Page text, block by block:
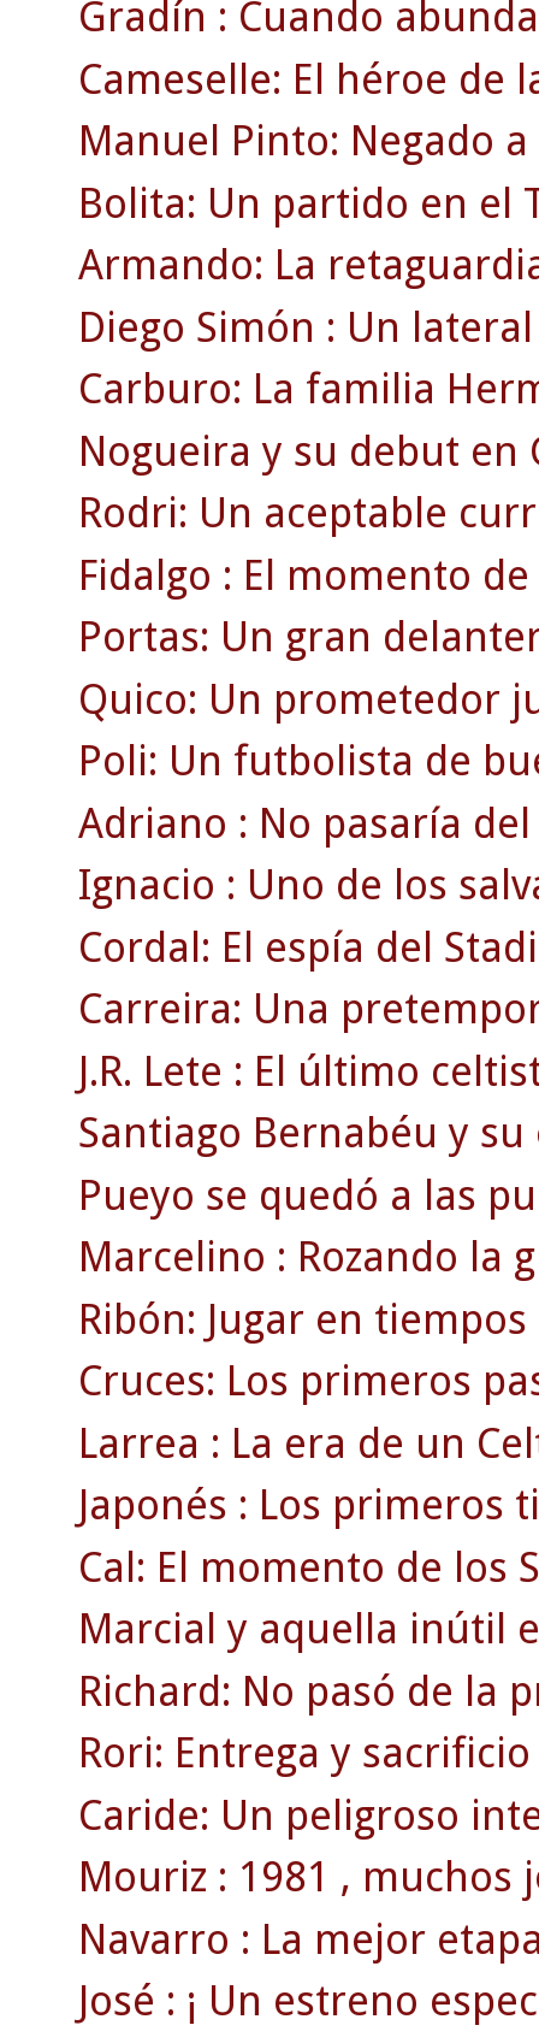
Gradín : Cuando
Cameselle: El héroe de
Manuel Pinto: Negado
Bolita: Un partido en el
Armando: La
Diego Simón : Un
Carburo: La familia
Nogueira y su debut en
Rodri: Un aceptable
Fidalgo : El momento
Portas: Un gran
Quico: Un prometedor
Poli: Un futbolista de
Adriano : No pasaría
Ignacio : Uno de los
Cordal: El espía del
Carreira: Una
J.R. Lete : El último
Santiago Bernabéu y
Pueyo se quedó a las
Marcelino : Rozando la
Ribón: Jugar en
Cruces: Los primeros
Larrea : La era de un
Japonés : Los primeros
Cal: El momento de los
Marcial y aquella inútil
Richard: No pasó de la
Rori: Entrega y
Caride: Un peligroso
Mouriz : 1981 , muchos
Navarro : La mejor
José : ¡ Un estreno